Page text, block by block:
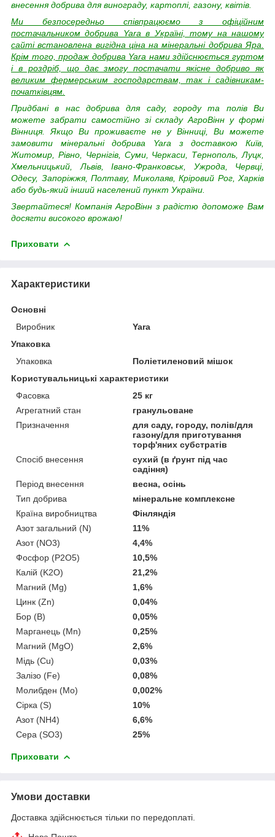
внесення добрива для винограду, картоплі, газону, квітів.
Ми безпосередньо співпрацюємо з офіційним
постачальником добрива Yara в Україні, тому на нашому
сайті встановлена вигідна ціна на мінеральні добрива Яра.
Крім того, продаж добрива Yara нами здійснюється гуртом
і в роздріб, що дає змогу постачати якісне добриво як
великим фермерським господарствам, так і садівникам-
початківцям.
Придбані в нас добрива для саду, городу та полів Ви
можете забрати самостійно зі складу АгроВінн у формі
Вінниця. Якщо Ви проживаєте не у Вінниці, Ви можете
замовити мінеральні добрива Yara з доставкою Київ,
Житомир, Рівно, Чернігів, Суми, Черкаси, Тернополь, Луцк,
Хмельницький, Львів, Івано-Франковськ, Ужрода, Червці,
Одесу, Запоріжжя, Полтаву, Миколаяв, Кріровий Рог, Харків
або будь-який інший населений пункт України.
Звертайтеся! Компанія АгроВінн з радістю допоможе Вам
досягти високого врожаю!
Приховати
Характеристики
Основні
Виробник
Yara
Упаковка
Упаковка
Поліетиленовий мішок
Користувальницькі характеристики
Фасовка
25 кг
Агрегатний стан
гранульоване
Призначення
для саду, городу, полів/для
газону/для приготування
торф'яних субстратів
Спосіб внесення
сухий (в ґрунт під час
садіння)
Період внесення
весна, осінь
Тип добрива
мінеральне комплексне
Країна виробництва
Фінляндія
Азот загальний (N)
11%
Азот (NO3)
4,4%
Фосфор (P2O5)
10,5%
Калій (K2O)
21,2%
Магний (Mg)
1,6%
Цинк (Zn)
0,04%
Бор (В)
0,05%
Марганець (Mn)
0,25%
Магний (MgO)
2,6%
Мідь (Cu)
0,03%
Залізо (Fe)
0,08%
Молибден (Mo)
0,002%
Сірка (S)
10%
Азот (NH4)
6,6%
Сера (SO3)
25%
Приховати
Умови доставки
Доставка здійснюється тільки по передоплаті.